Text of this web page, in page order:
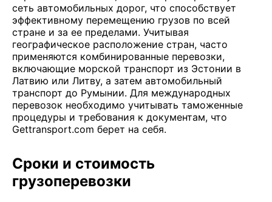
сеть автомобильных дорог, что способствует
эффективному перемещению грузов по всей
стране и за ее пределами. Учитывая
географическое расположение стран, часто
применяются комбинированные перевозки,
включающие морской транспорт из Эстонии в
Латвию или Литву, а затем автомобильный
транспорт до Румынии. Для международных
перевозок необходимо учитывать таможенные
процедуры и требования к документам, что
Gettransport.com берет на себя.
Сроки и стоимость
грузоперевозки